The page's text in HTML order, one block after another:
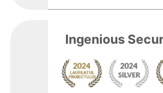
Ingenious